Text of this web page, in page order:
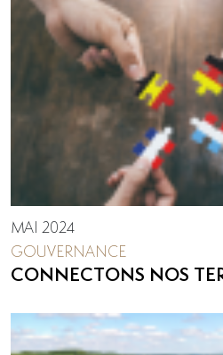
MAI 2024
GOUVERNANCE
CONNECTONS NOS